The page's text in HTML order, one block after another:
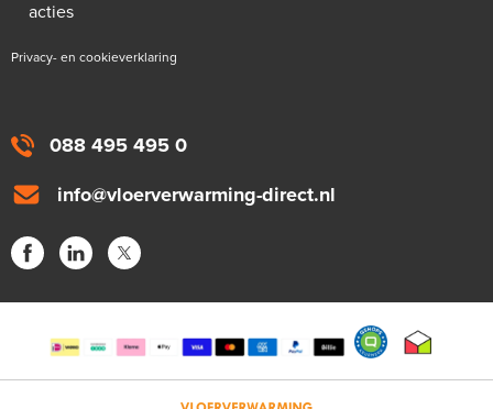
088 495 495 0
info@vloerverwarming-direct.nl
acties
Privacy- en cookieverklaring